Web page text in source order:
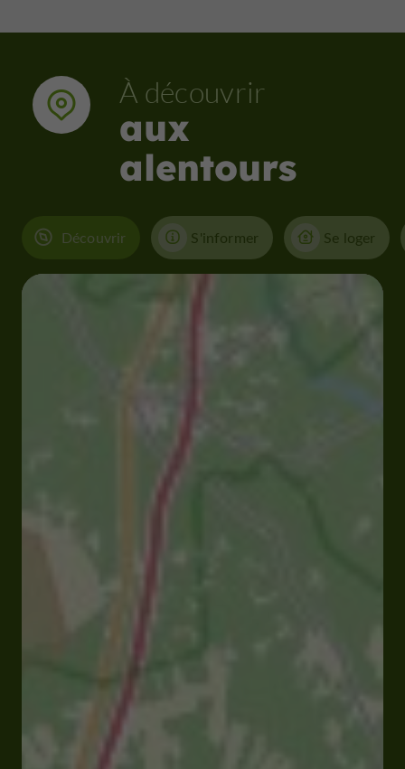
À découvrir
aux
alentours
Découvrir S'informer Se loger